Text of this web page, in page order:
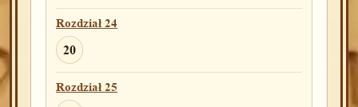
Rozdział 24
20
Rozdział 25